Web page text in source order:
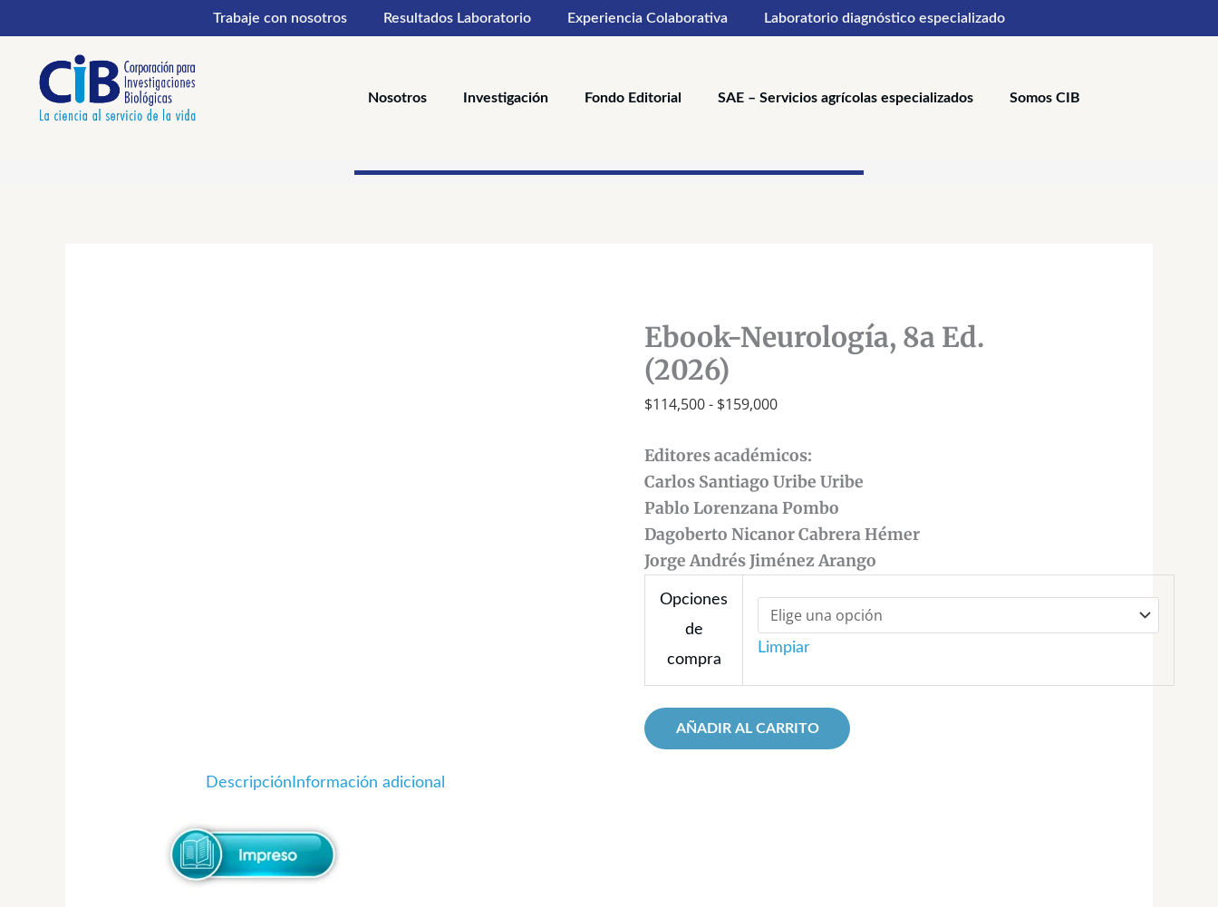
contenido
Trabaje con nosotros Resultados Laboratorio Experiencia Colaborativa Laboratorio diagnóstico especializado
Nosotros Investigación Fondo Editorial SAE – Servicios agrícolas especializados Somos CIB
Ebook-Neurología, 8a Ed.
(2026)
$114,500 - $159,000
desde
$159,000
Editores académicos:
Carlos Santiago Uribe Uribe
Pablo Lorenzana Pombo
Dagoberto Nicanor Cabrera Hémer
Jorge Andrés Jiménez Arango
Opciones
de
compra
Limpiar
Ed.
(2026)
cantidad
AÑADIR AL CARRITO
Descripción Información adicional